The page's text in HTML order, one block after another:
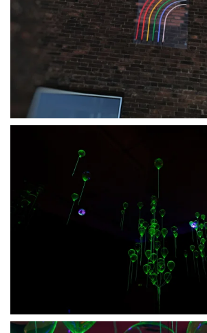
BLÄDDRA I GALLERI
BLÄDDRA I GALLERI